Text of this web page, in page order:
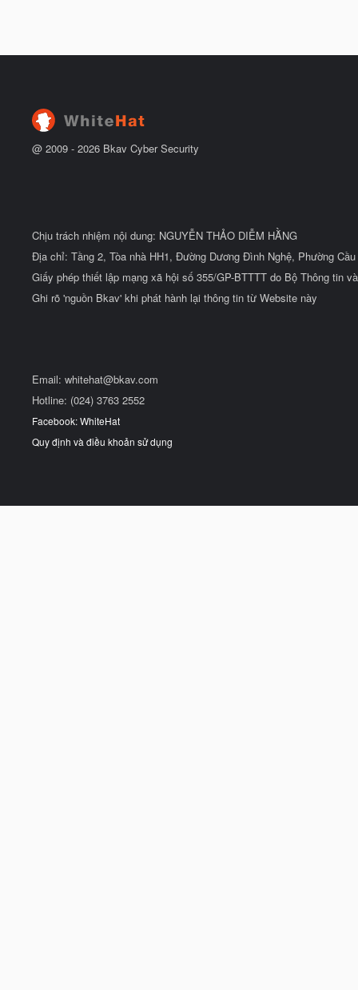
@ 2009 - 2026 Bkav Cyber Security
Chịu trách nhiệm nội dung: NGUYỄN THẢO DIỄM HẰNG
Địa chỉ: Tầng 2, Tòa nhà HH1, Đường Dương Đình Nghệ, Phường
Giấy phép thiết lập mạng xã hội số 355/GP-BTTTT do Bộ Thông tin
Ghi rõ 'nguồn Bkav' khi phát hành lại thông tin từ Website này
Email: whitehat@bkav.com
Hotline: (024) 3763 2552
Facebook: WhiteHat
Quy định và điều khoản sử dụng